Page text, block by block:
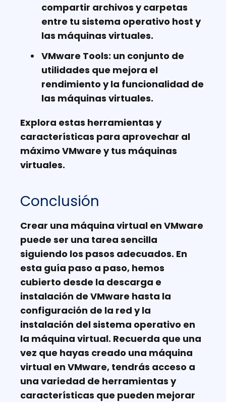
compartir archivos y carpetas
entre tu sistema operativo host y
las máquinas virtuales.
VMware Tools: un conjunto de
utilidades que mejora el
rendimiento y la funcionalidad de
las máquinas virtuales.
Explora estas herramientas y
características para aprovechar al
máximo VMware y tus máquinas
virtuales.
Conclusión
Crear una máquina virtual en VMware
puede ser una tarea sencilla
siguiendo los pasos adecuados. En
esta guía paso a paso, hemos
cubierto desde la descarga e
instalación de VMware hasta la
configuración de la red y la
instalación del sistema operativo en
la máquina virtual. Recuerda que una
vez que hayas creado una máquina
virtual en VMware, tendrás acceso a
una variedad de herramientas y
características que pueden mejorar